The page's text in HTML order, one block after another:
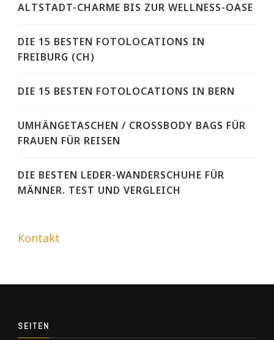
ALTSTADT-CHARME BIS ZUR WELLNESS-OASE
DIE 15 BESTEN FOTOLOCATIONS IN
FREIBURG (CH)
DIE 15 BESTEN FOTOLOCATIONS IN BERN
UMHÄNGETASCHEN / CROSSBODY BAGS FÜR
FRAUEN FÜR REISEN
DIE BESTEN LEDER-WANDERSCHUHE FÜR
MÄNNER. TEST UND VERGLEICH
Kontakt
SEITEN